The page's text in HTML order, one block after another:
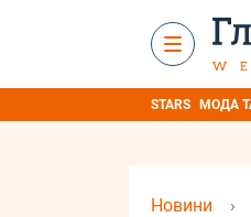
STARS МОДА
Новини ›